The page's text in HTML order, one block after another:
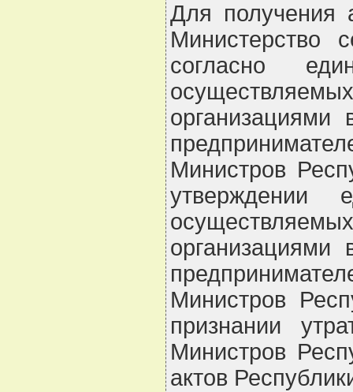
Для получения
Министерство
согласно
Министров
утверждении
Министров
признании
Министров
актов